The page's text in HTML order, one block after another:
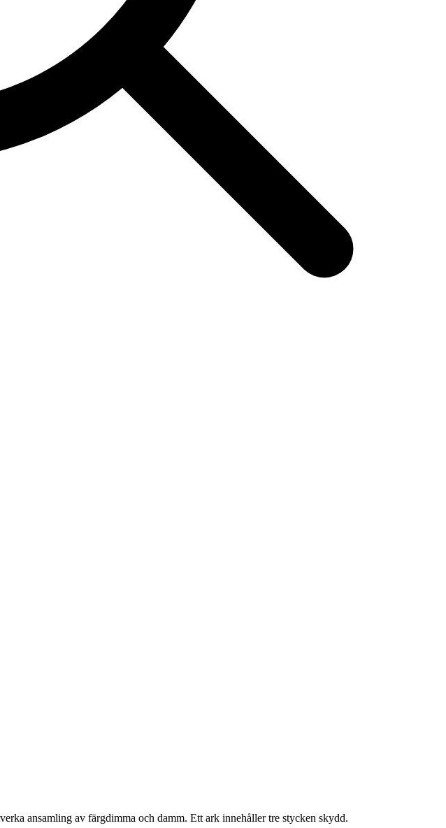
ansamling av färgdimma och damm. Ett ark innehåller tre stycken skydd.